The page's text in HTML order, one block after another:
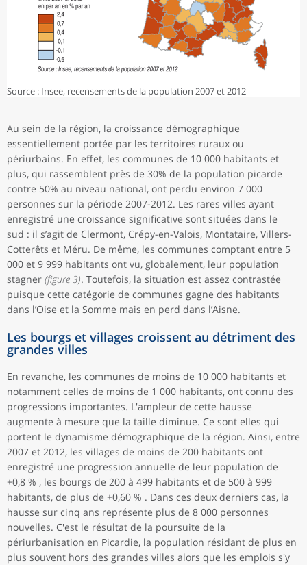
Source : Insee, recensements de la population 2007 et 2012
Au sein de la région, la croissance démographique
essentiellement portée par les territoires ruraux ou
périurbains. En effet, les communes de 10 000 habitants et
plus, qui rassemblent près de 30% de la population picarde
contre 50% au niveau national, ont perdu environ 7 000
personnes sur la période 2007-2012. Les rares villes ayant
enregistré une croissance significative sont situées dans le
sud : il s’agit de Clermont, Crépy-en-Valois, Montataire, Villers-
Cotterêts et Méru. De même, les communes comptant entre 5
000 et 9 999 habitants ont vu, globalement, leur population
stagner (figure 3). Toutefois, la situation est assez contrastée
puisque cette catégorie de communes gagne des habitants
dans l’Oise et la Somme mais en perd dans l’Aisne.
Les bourgs et villages croissent au détriment des
grandes villes
En revanche, les communes de moins de 10 000 habitants et
notamment celles de moins de 1 000 habitants, ont connu des
progressions importantes. L'ampleur de cette hausse
augmente à mesure que la taille diminue. Ce sont elles qui
portent le dynamisme démographique de la région. Ainsi, entre
2007 et 2012, les villages de moins de 200 habitants ont
enregistré une progression annuelle de leur population de
+0,8 % , les bourgs de 200 à 499 habitants et de 500 à 999
habitants, de plus de +0,60 % . Dans ces deux derniers cas, la
hausse sur cinq ans représente plus de 8 000 personnes
nouvelles. C'est le résultat de la poursuite de la
périurbanisation en Picardie, la population résidant de plus en
plus souvent hors des grandes villes alors que les emplois s'y